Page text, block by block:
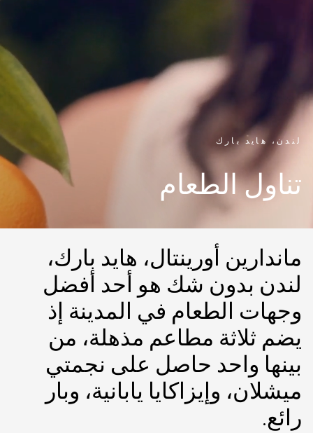
لندن، هايد بارك
تناول الطعام
ماندارين أورينتال، هايد بارك،
لندن بدون شك هو أحد أفضل
وجهات الطعام في المدينة إذ
يضم ثلاثة مطاعم مذهلة، من
بينها واحد حاصل على نجمتي
ميشلان، وإيزاكايا يابانية، وبار
رائع.